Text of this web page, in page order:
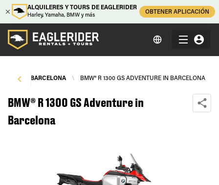
ALQUILERES Y TOURS DE EAGLERIDER
Harley, Yamaha, BMW y más
OBTENER APLICACIÓN
BARCELONA \ BMW® R 1300 GS ADVENTURE IN BARCELONA
BMW® R 1300 GS Adventure in
Barcelona